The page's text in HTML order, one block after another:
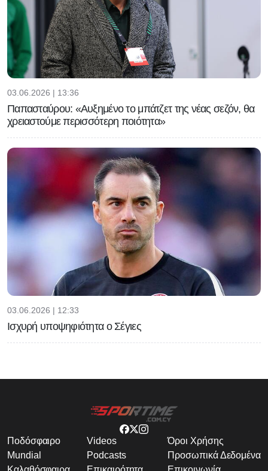
03.06.2026 | 13:36
Παπασταύρου: «Αυξημένο το μπάτζετ της νέας σεζόν, θα
χρειαστούμε περισσότερη ποιότητα»
03.06.2026 | 12:33
Ισχυρή υποψηφιότητα ο Σέγιες
Ποδόσφαιρο
Mundial
Videos
Podcasts
Όροι Χρήσης
Προσωπικά Δεδομένα